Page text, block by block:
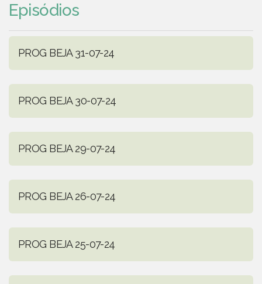
Episódios
PROG BEJA 31-07-24
PROG BEJA 30-07-24
PROG BEJA 29-07-24
PROG BEJA 26-07-24
PROG BEJA 25-07-24